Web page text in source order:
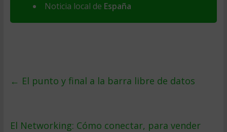
Noticia local de España
← El punto y final a la barra libre de datos
El Networking: Cómo conectar, para vender